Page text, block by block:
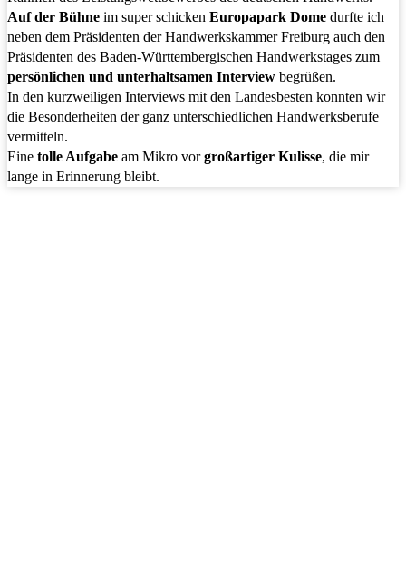
Auf der Bühne im super schicken Europapark Dome durfte ich
neben dem Präsidenten der Handwerkskammer Freiburg auch den
Präsidenten des Baden-Württembergischen Handwerkstages zum
persönlichen und unterhaltsamen Interview begrüßen.
In den kurzweiligen Interviews mit den Landesbesten konnten wir
die Besonderheiten der ganz unterschiedlichen Handwerksberufe
vermitteln.
Eine tolle Aufgabe am Mikro vorgroßartiger Kulisse, die mir
lange in Erinnerung bleibt.